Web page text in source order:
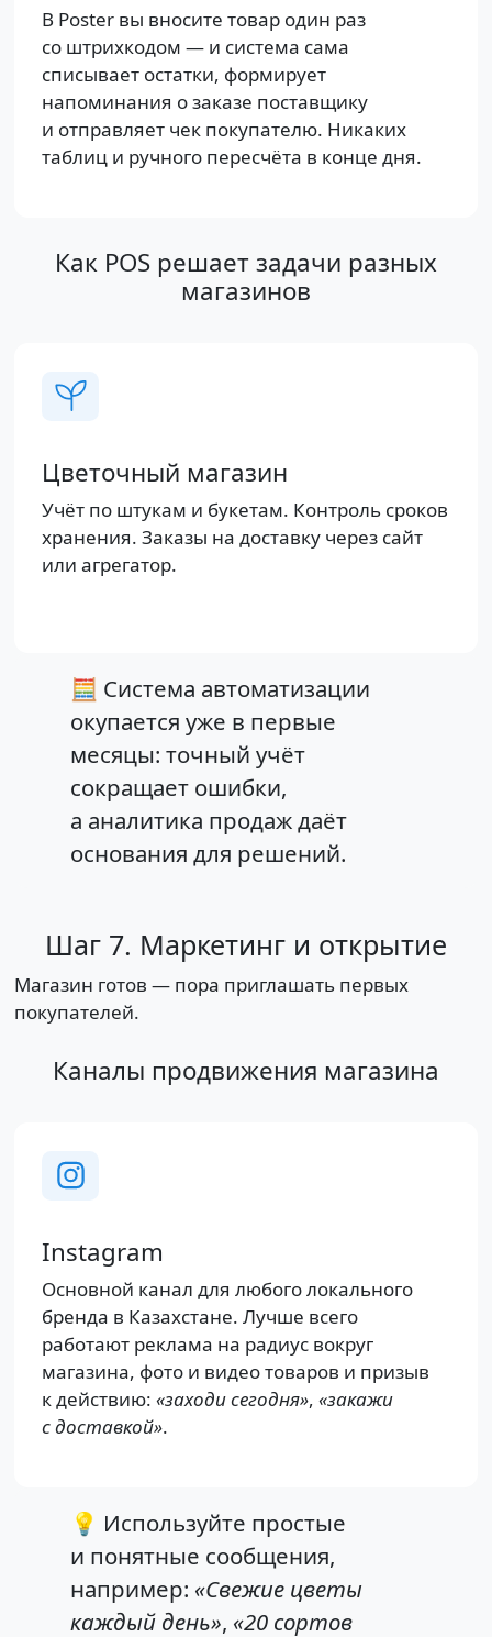
В Poster вы вносите товар один раз
со штрихкодом — и система сама
списывает остатки, формирует
напоминания о заказе поставщику
и отправляет чек покупателю. Никаких
таблиц и ручного пересчёта в конце дня.
Как POS решает задачи разных
магазинов
Цветочный магазин
Учёт по штукам и букетам. Контроль сроков
хранения. Заказы на доставку через сайт
или агрегатор.
🧮 Система автоматизации
окупается уже в первые
месяцы: точный учёт
сокращает ошибки,
а аналитика продаж даёт
основания для решений.
Шаг 7. Маркетинг и открытие
Магазин готов — пора приглашать первых
покупателей.
Каналы продвижения магазина
Instagram
Основной канал для любого локального
бренда в Казахстане. Лучше всего
работают реклама на радиус вокруг
магазина, фото и видео товаров и призыв
к действию:«заходи сегодня»,«закажи
с доставкой».
💡 Используйте простые
и понятные сообщения,
например: «Свежие цветы
каждый день», «20 сортов